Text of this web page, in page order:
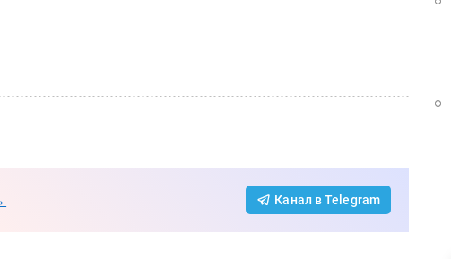
Канал в Telegram